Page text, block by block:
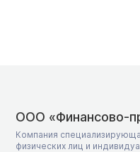
ООО «Финансово-
Компания
физических лиц и